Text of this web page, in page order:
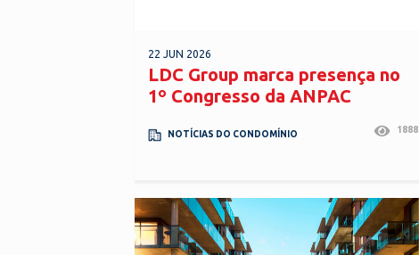
22 JUN 2026
LDC Group marca presença no
1º Congresso da ANPAC
NOTÍCIAS DO CONDOMÍNIO 1888